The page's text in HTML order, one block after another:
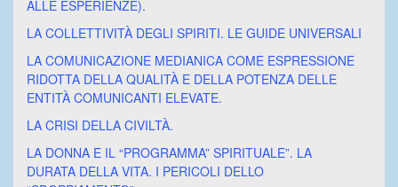
ALLE ESPERIENZE).
LA COLLETTIVITÀ DEGLI SPIRITI. LE GUIDE UNIVERSALI
LA COMUNICAZIONE MEDIANICA COME ESPRESSIONE
RIDOTTA DELLA QUALITÀ E DELLA POTENZA DELLE
ENTITÀ COMUNICANTI ELEVATE.
LA CRISI DELLA CIVILTÀ.
LA DONNA E IL “PROGRAMMA” SPIRITUALE”. LA
DURATA DELLA VITA. I PERICOLI DELLO